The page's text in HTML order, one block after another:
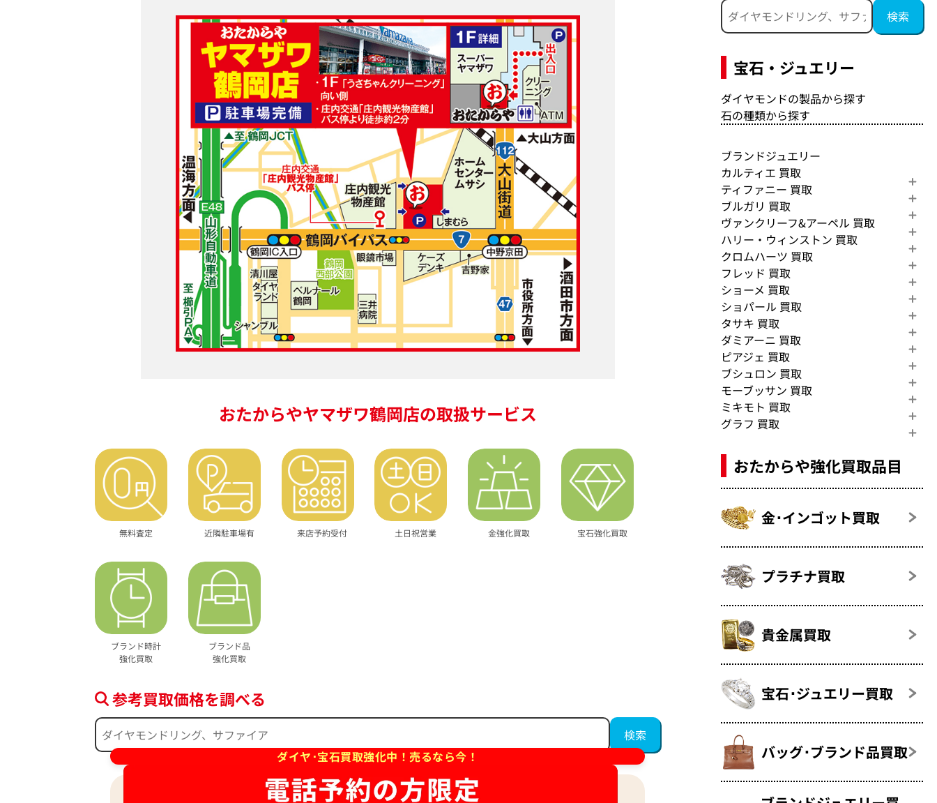
おたからやヤマザワ鶴岡店の取扱サービス
無料査定 近隣駐車場有 来店予約受付 土日祝営業 金強化買取 宝石強化買取
ブランド時計
強化買取
ブランド品
強化買取
参考買取価格を調べる
ダイヤ･宝石買取強化中！売るなら今！
宝石・ジュエリー
ダイヤモンドの製品から探す
石の種類から探す
ブランドジュエリー
カルティエ 買取
ティファニー 買取
ブルガリ 買取
ヴァンクリーフ&アーペル 買取
ハリー・ウィンストン 買取
クロムハーツ 買取
フレッド 買取
ショーメ 買取
ショパール 買取
タサキ 買取
ダミアーニ 買取
ピアジェ 買取
ブシュロン 買取
モーブッサン 買取
ミキモト 買取
グラフ 買取
おたからや強化買取品目
金･インゴット買取
プラチナ買取
貴金属買取
宝石･ジュエリー買取
バッグ･ブランド品買取